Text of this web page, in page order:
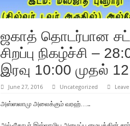
ஜகாத் தொடர்பான
சிறப்பு நிகழ்ச்சி –
இரவு 10:00 முதல்
June 27, 2016 Uncategorized
அஸ்ஸலாமு அலைக்கும் வரஹ்…..